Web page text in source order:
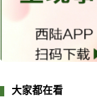
大家都在看